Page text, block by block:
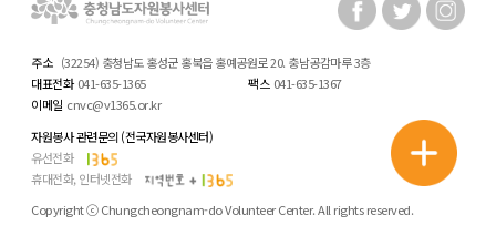
주소 (32254) 충청남도 홍성군 홍북읍 홍예공원로 20. 충남공감마루 3층
대표전화 041-635-1365 팩스 041-635-1367
이메일 cnvc@v1365.or.kr
자원봉사 관련문의 (전국자원봉사센터)
유선전화
휴대전화, 인터넷전화
Copyright ⓒ Chungcheongnam-do Volunteer Center. All rights reserved.